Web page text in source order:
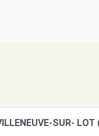
SUR- LOT